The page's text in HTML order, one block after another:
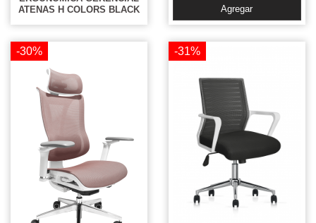
ATENAS H COLORS BLACK
Agregar
-30% -31%